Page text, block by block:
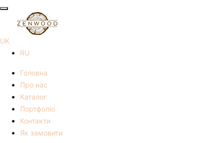
UK
RU
Головна
Про нас
Каталог
Портфоліо
Контакти
Як замовити